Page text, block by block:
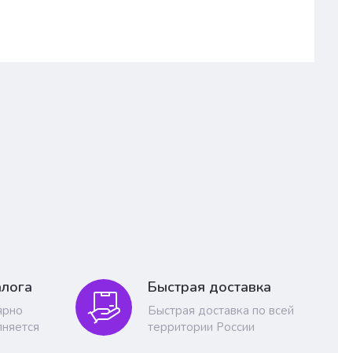
Быстрая доставка
Быстрая доставка по всей
территории России